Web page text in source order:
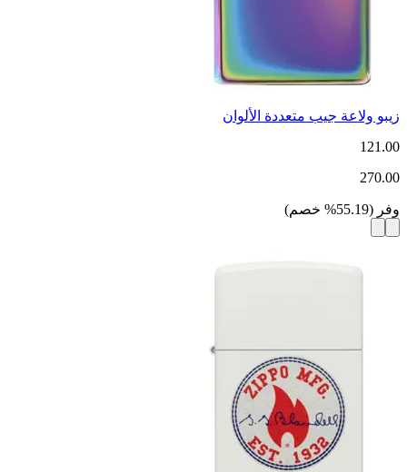
زيبو ولاعة جيب متعددة الألوان
121.00
270.00
وفر (
55.19
% خصم)